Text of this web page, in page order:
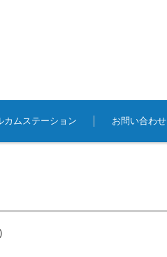
カムステーション お問い合わせ
)